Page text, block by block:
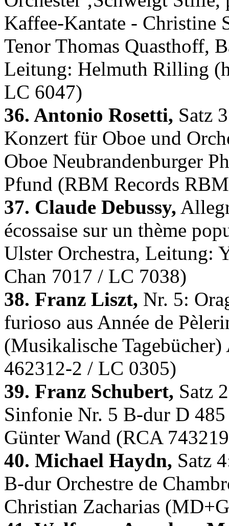
Kaffee-Kantate - Christine
Tenor Thomas Quasthoff,
Leitung: Helmuth Rilling
LC 6047)
36. Antonio Rosetti, Satz
Konzert für Oboe und
Oboe Neubrandenburger
Pfund (RBM Records
37. Claude Debussy,
écossaise sur un thème
Ulster Orchestra, Leitung:
Chan 7017 / LC 7038)
38. Franz Liszt, Nr. 5:
furioso aus Année de
(Musikalische
462312-2 / LC 0305)
39. Franz Schubert, Satz
Sinfonie Nr. 5 B-dur D
Günter Wand (RCA
40. Michael Haydn, Satz
B-dur Orchestre de
Christian Zacharias